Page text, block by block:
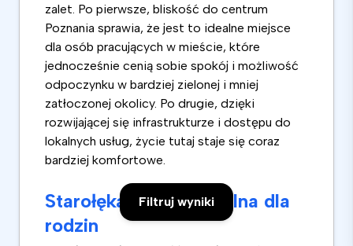
Filtruj wyniki
zalet. Po pierwsze, bliskość do centrum
Poznania sprawia, że jest to idealne miejsce
dla osób pracujących w mieście, które
jednocześnie cenią sobie spokój i możliwość
odpoczynku w bardziej zielonej i mniej
zatłoczonej okolicy. Po drugie, dzięki
rozwijającej się infrastrukturze i dostępu do
lokalnych usług, życie tutaj staje się coraz
bardziej komfortowe.
Starołęka Mała – idealna dla
rodzin